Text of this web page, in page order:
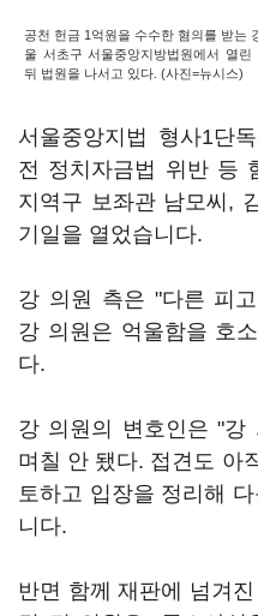
공천 헌금 1억원을 수수한 혐의를 받는
울 서초구 서울중앙지방법원에서 열
뒤 법원을 나서고 있다. (사진=뉴시스)
서울중앙지법 형사1단
전 정치자금법 위반 등
지역구 보좌관 남모씨,
기일을 열었습니다.
강 의원 측은 "다른 피
강 의원은 억울함을 호
다.
강 의원의 변호인은 "강
며칠 안 됐다. 접견도 아
토하고 입장을 정리해
니다.
반면 함께 재판에 넘겨